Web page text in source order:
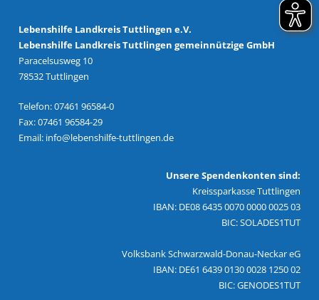
Lebenshilfe Landkreis Tuttlingen e.V.
Lebenshilfe Landkreis Tuttlingen gemeinnützige GmbH
Paracelsusweg 10
78532 Tuttlingen
Telefon: 07461 96584-0
Fax: 07461 96584-29
Email: info@lebenshilfe-tuttlingen.de
Unsere Spendenkonten sind:
Kreissparkasse Tuttlingen
IBAN: DE08 6435 0070 0000 0025 03
BIC: SOLADES1TUT
Volksbank Schwarzwald-Donau-Neckar eG
IBAN: DE61 6439 0130 0028 1250 02
BIC: GENODES1TUT